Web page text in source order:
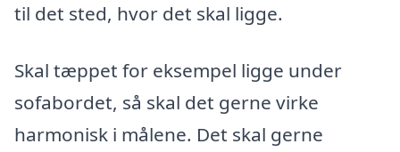
til det sted, hvor det skal ligge.
Skal tæppet for eksempel ligge under
sofabordet, så skal det gerne virke
harmonisk i målene. Det skal gerne